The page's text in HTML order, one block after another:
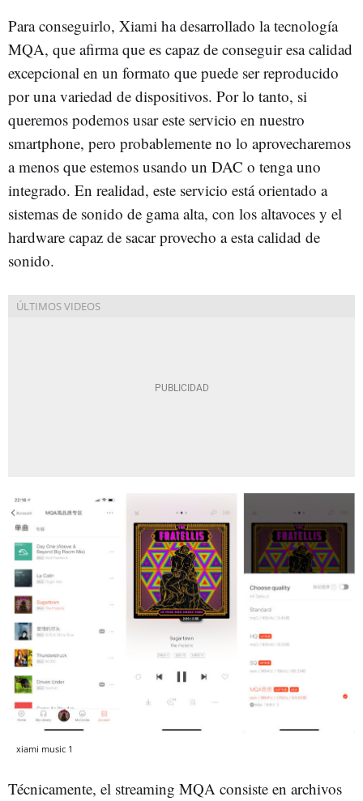
Para conseguirlo, Xiami ha desarrollado la tecnología
MQA, que afirma que es capaz de conseguir esa calidad
excepcional en un formato que puede ser reproducido
por una variedad de dispositivos. Por lo tanto, si
queremos podemos usar este servicio en nuestro
smartphone, pero probablemente no lo aprovecharemos
a menos que estemos usando un DAC o tenga uno
integrado. En realidad, este servicio está orientado a
sistemas de sonido de gama alta, con los altavoces y el
hardware capaz de sacar provecho a esta calidad de
sonido.
xiami music 1
Técnicamente, el streaming MQA consiste en archivos